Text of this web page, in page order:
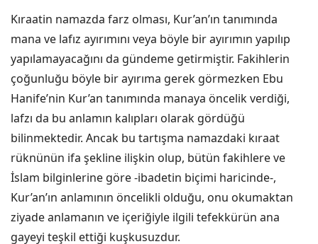
Kıraatin namazda farz olması, Kur’an’ın tanımında
mana ve lafız ayırımını veya böyle bir ayırımın yapılıp
yapılamayacağını da gündeme getirmiştir. Fakihlerin
çoğunluğu böyle bir ayırıma gerek görmezken Ebu
Hanife’nin Kur’an tanımında manaya öncelik verdiği,
lafzı da bu anlamın kalıpları olarak gördüğü
bilinmektedir. Ancak bu tartışma namazdaki kıraat
rüknünün ifa şekline ilişkin olup, bütün fakihlere ve
İslam bilginlerine göre -ibadetin biçimi haricinde-,
Kur’an’ın anlamının öncelikli olduğu, onu okumaktan
ziyade anlamanın ve içeriğiyle ilgili tefekkürün ana
gayeyi teşkil ettiği kuşkusuzdur.